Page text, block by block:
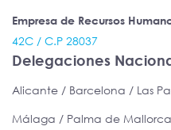
Empresa de Recursos
42C / C.P 28037
Delegaciones
Alicante / Barcelona / Las
Málaga / Palma de